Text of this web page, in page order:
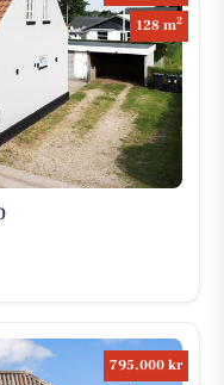
128 m2
795.000 kr